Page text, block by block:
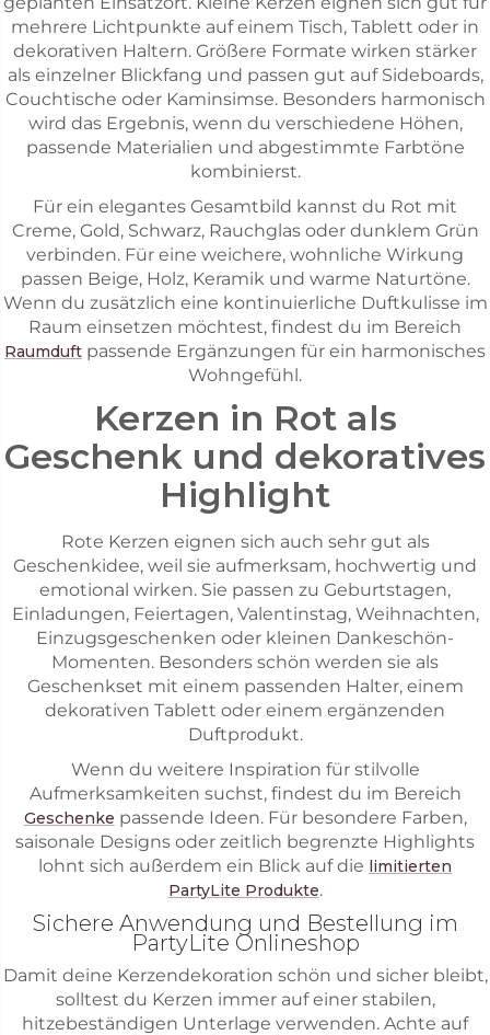
mehrere Lichtpunkte auf einem Tisch, Tablett oder in
dekorativen Haltern. Größere Formate wirken stärker
als einzelner Blickfang und passen gut auf Sideboards,
Couchtische oder Kaminsimse. Besonders harmonisch
wird das Ergebnis, wenn du verschiedene Höhen,
passende Materialien und abgestimmte Farbtöne
kombinierst.
Für ein elegantes Gesamtbild kannst du Rot mit
Creme, Gold, Schwarz, Rauchglas oder dunklem Grün
verbinden. Für eine weichere, wohnliche Wirkung
passen Beige, Holz, Keramik und warme Naturtöne.
Wenn du zusätzlich eine kontinuierliche Duftkulisse im
Raum einsetzen möchtest, findest du im Bereich
Raumduft passende Ergänzungen für ein harmonisches
Wohngefühl.
Kerzen in Rot als
Geschenk und dekoratives
Highlight
Rote Kerzen eignen sich auch sehr gut als
Geschenkidee, weil sie aufmerksam, hochwertig und
emotional wirken. Sie passen zu Geburtstagen,
Einladungen, Feiertagen, Valentinstag, Weihnachten,
Einzugsgeschenken oder kleinen Dankeschön-
Momenten. Besonders schön werden sie als
Geschenkset mit einem passenden Halter, einem
dekorativen Tablett oder einem ergänzenden
Duftprodukt.
Wenn du weitere Inspiration für stilvolle
Aufmerksamkeiten suchst, findest du im Bereich
Geschenke passende Ideen. Für besondere Farben,
saisonale Designs oder zeitlich begrenzte Highlights
lohnt sich außerdem ein Blick auf die limitierten
PartyLite Produkte.
Sichere Anwendung und Bestellung im
PartyLite Onlineshop
Damit deine Kerzendekoration schön und sicher bleibt,
solltest du Kerzen immer auf einer stabilen,
hitzebeständigen Unterlage verwenden. Achte auf